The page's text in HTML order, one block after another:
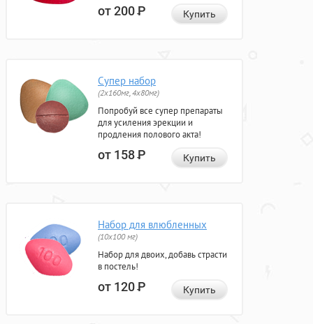
от 200Р Купить
Супер набор
(2х160мг, 4х80мг)
Попробуй все супер препараты
для усиления эрекции и
продления полового акта!
от 158Р Купить
Набор для влюбленных
(10х100 мг)
Набор для двоих, добавь страсти
в постель!
от 120Р Купить